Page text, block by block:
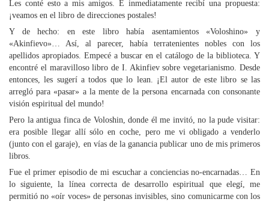
Les conté esto a mis amigos. E inmediatamente recibí una propuesta:
¡veamos en el libro de direcciones postales!
Y de hecho: en este libro había asentamientos «Voloshino» y
«Akinfievo»… Así, al parecer, había terratenientes nobles con los
apellidos apropiados. Empecé a buscar en el catálogo de la biblioteca. Y
encontré el maravilloso libro de I. Akinfiev sobre vegetarianismo. Desde
entonces, les sugerí a todos que lo lean. ¡El autor de este libro se las
arregló para «pasar» a la mente de la persona encarnada con consonante
visión espiritual del mundo!
Pero la antigua finca de Voloshin, donde él me invitó, no la pude visitar:
era posible llegar allí sólo en coche, pero me vi obligado a venderlo
(junto con el garaje), en vías de la ganancia publicar uno de mis primeros
libros.
Fue el primer episodio de mi escuchar a conciencias no-encarnadas… En
lo siguiente, la línea correcta de desarrollo espiritual que elegí, me
permitió no «oír voces» de personas invisibles, sino comunicarme con los